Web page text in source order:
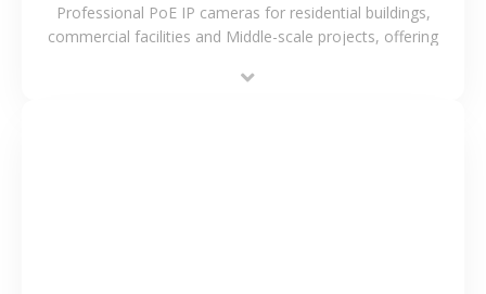
Professional PoE IP cameras for residential buildings,
commercial facilities and Middle-scale projects, offering
support.